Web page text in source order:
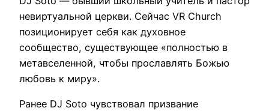
невиртуальной церкви. Сейчас VR Church
позиционирует себя как духовное
сообщество, существующее «полностью в
метавселенной, чтобы прославлять Божью
любовь к миру».
Ранее DJ Soto чувствовал призвание